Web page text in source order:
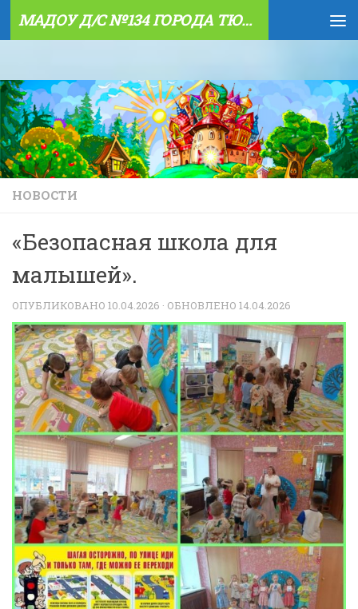
Skip to content МАДОУ Д/С №134 ГОРОДА ТЮМЕНИ
НОВОСТИ
«Безопасная школа для
малышей».
ОПУБЛИКОВАНО 10.04.2026 · ОБНОВЛЕНО 14.04.2026